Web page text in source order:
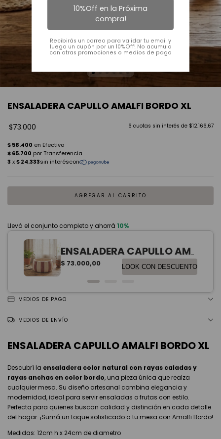
ENSALADERA CAPULLO AMALFI BORDO XL
$73.000 6 cuotas sin interés de $12.166,67
MEDIOS DE PAGO
MEDIOS DE ENVÍO
ENSALADERA CAPULLO AMALFI BORDO XL
Descubrí la ensaladera color natural con rayas caladas y
rayas anchas en color bordo, una pieza única que realza
cualquier mesa. Su diseño artesanal combina elegancia y
modernidad, ideal para servir ensaladas o frutas con estilo.
Perfecta para quienes buscan calidad y distinción en cada detalle
del hogar. ¡Sumá un toque sofisticado a tu mesa con Amalfi Bordo!
Medidas: 12cm h x 24cm de diametro
10%Off en la Próxima
compra!
Recibirás un correo para validar tu email y
luego un cupón por un 10%Off! No acumula
con otras promociones o medios de pago